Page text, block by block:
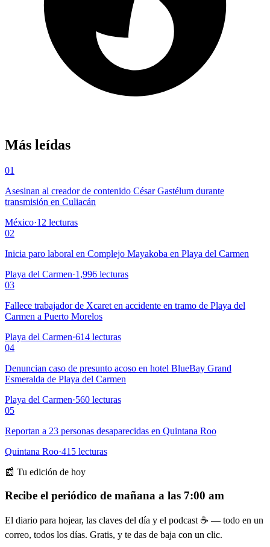
Más leídas
01
Asesinan al creador de contenido César Gastélum durante
transmisión en Culiacán
México·12 lecturas
02
Inicia paro laboral en Complejo Mayakoba en Playa del Carmen
Playa del Carmen·1,996 lecturas
03
Fallece trabajador de Xcaret en accidente en tramo de Playa del
Carmen a Puerto Morelos
Playa del Carmen·614 lecturas
04
Denuncian caso de presunto acoso en hotel BlueBay Grand
Esmeralda de Playa del Carmen
Playa del Carmen·560 lecturas
05
Reportan a 23 personas desaparecidas en Quintana Roo
Quintana Roo·415 lecturas
📰 Tu edición de hoy
Recibe el periódico de mañana a las 7:00 am
El diario para hojear, las claves del día y el podcast ☕ — todo en un
correo, todos los días. Gratis, y te das de baja con un clic.